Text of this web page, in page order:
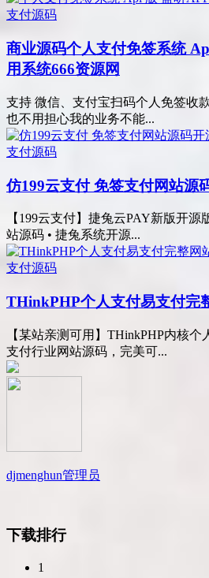
支付源码
商业源码个人支付免签系统
用系统666资源网
支持 微信、支付宝扫码个人免签收
也不用担心我的业务不能...
支付源码
仿199云支付 免签支付网站源
【199云支付】捷兔云PAY新版开源
站源码 • 捷兔系统开源...
支付源码
THinkPHP个人支付易支付完
【某站亲测可用】THinkPHP内核
支付行业网站源码，完美可...
djmenghun管理员
下载排行
1